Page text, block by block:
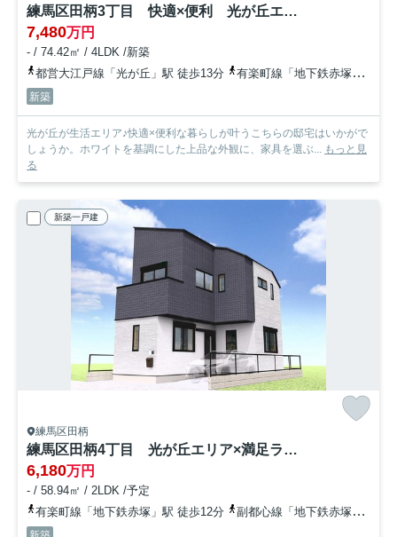
練馬区田柄3丁目 快適×便利 光が丘エリア 限定1棟
7,480万円
- / 74.42㎡ / 4LDK /新築
都営大江戸線「光が丘」駅 徒歩13分
有楽町線「地下鉄赤塚」駅 徒歩20分
新築
光が丘が生活エリア♪快適×便利な暮らしが叶うこちらの邸宅はいかがで
しょうか。ホワイトを基調にした上品な外観に、家具を選ぶ... もっと見
る
新築一戸建
練馬区田柄
練馬区田柄4丁目 光が丘エリア×満足ライフ 限定1棟
6,180万円
- / 58.94㎡ / 2LDK /予定
有楽町線「地下鉄赤塚」駅 徒歩12分
副都心線「地下鉄赤塚」駅 徒歩12分